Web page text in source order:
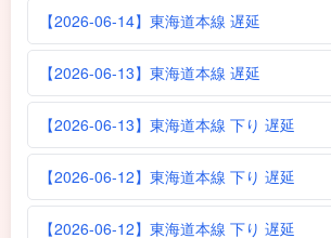
【2026-06-14】東海道本線 遅延
【2026-06-13】東海道本線 遅延
【2026-06-13】東海道本線 下り 遅延
【2026-06-12】東海道本線 下り 遅延
【2026-06-12】東海道本線 下り 遅延